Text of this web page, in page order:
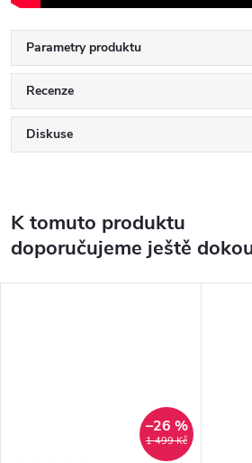
Parametry produktu
Recenze
Diskuse
K tomuto produktu
doporučujeme ještě
1 499 Kč
–26 %